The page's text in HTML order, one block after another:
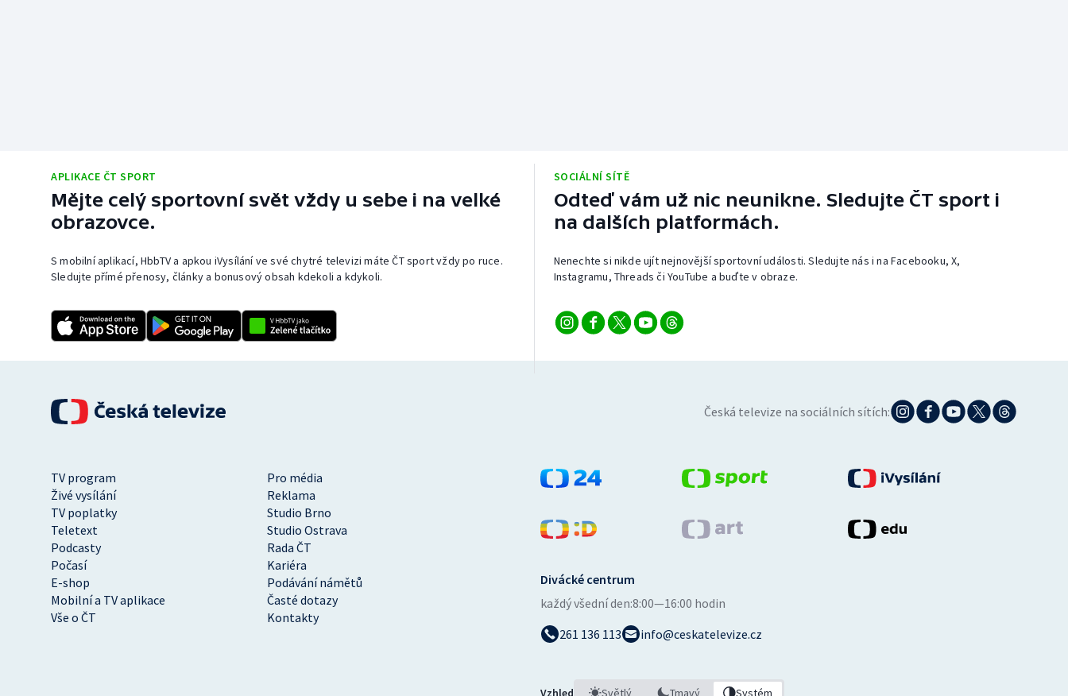
APLIKACE ČT SPORT
Mějte celý sportovní svět vždy u sebe i na velké
obrazovce.
S mobilní aplikací, HbbTV a apkou iVysílání ve své chytré televizi máte ČT sport vždy po ruce.
Sledujte přímé přenosy, články a bonusový obsah kdekoli a kdykoli.
SOCIÁLNÍ SÍTĚ
Odteď vám už nic neunikne. Sledujte ČT sport i
na dalších platformách.
Nenechte si nikde ujít nejnovější sportovní události. Sledujte nás i na Facebooku, X,
Instagramu, Threads či YouTube a buďte v obraze.
Česká televize na sociálních sítích:
TV program
Pro média
Živé vysílání
Reklama
TV poplatky
Studio Brno
Teletext
Studio Ostrava
Podcasty
Rada ČT
Počasí
Kariéra
E-shop
Podávání námětů
Mobilní a TV aplikace
Časté dotazy
Vše o ČT
Kontakty
Divácké centrum
každý všední den:8:00—16:00 hodin
261 136 113
info@ceskatelevize.cz